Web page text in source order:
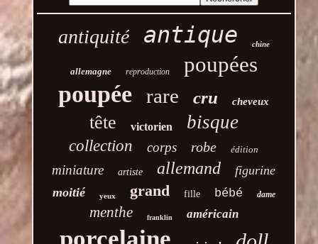
antiquité antique chine
allemagne reproduction poupées
poupée rare cru cheveux
tête victorien bisque
collection corps robe édition
miniature artiste allemand
figurine
moitié
yeux grand fille bébé dame
menthe franklin américain
porcelaine